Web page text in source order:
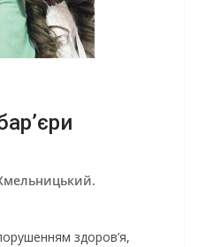
здоров’я,